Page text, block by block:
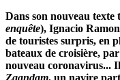
Dans son nouveau texte
enquête), Ignacio
de touristes surpris, en
bateaux de croisière,
nouveau coronavirus...
Zaandam, un navire